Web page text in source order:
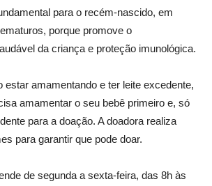
para o recém-nascido, em
porque promove o
da criança e proteção imunológica.
estar amamentando e ter leite excedente,
amamentar o seu bebê primeiro e, só
para a doação. A doadora realiza
para garantir que pode doar.
de segunda a sexta-feira, das 8h às